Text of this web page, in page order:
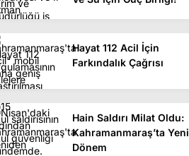
Hayat 112 Acil İçin
Farkındalık Çağrısı
Hain Saldırı Milat Oldu:
Kahramanmaraş’ta Yeni
Dönem